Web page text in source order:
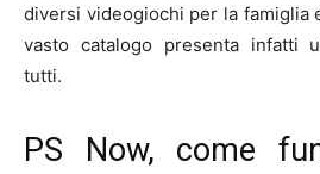
diversi videogiochi per la famiglia
vasto catalogo presenta infatti
tutti.
PS Now, come